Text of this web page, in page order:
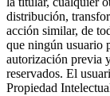
distribución,
acción similar, de
que ningún usuario
autorización previa
reservados. El
Propiedad